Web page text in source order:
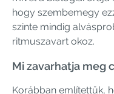
hogy szembemegy
szinte mindig
ritmuszavart okoz.
Mi zavarhatja meg
Korábban említettük,